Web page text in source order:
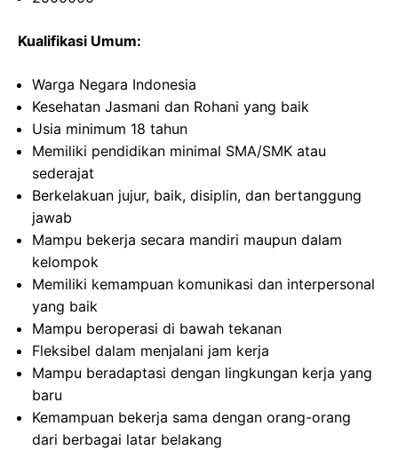
Kualifikasi Umum:
Warga Negara Indonesia
Kesehatan Jasmani dan Rohani yang baik
Usia minimum 18 tahun
Memiliki pendidikan minimal SMA/SMK atau
sederajat
Berkelakuan jujur, baik, disiplin, dan bertanggung
jawab
Mampu bekerja secara mandiri maupun dalam
kelompok
Memiliki kemampuan komunikasi dan interpersonal
yang baik
Mampu beroperasi di bawah tekanan
Fleksibel dalam menjalani jam kerja
Mampu beradaptasi dengan lingkungan kerja yang
baru
Kemampuan bekerja sama dengan orang-orang
dari berbagai latar belakang